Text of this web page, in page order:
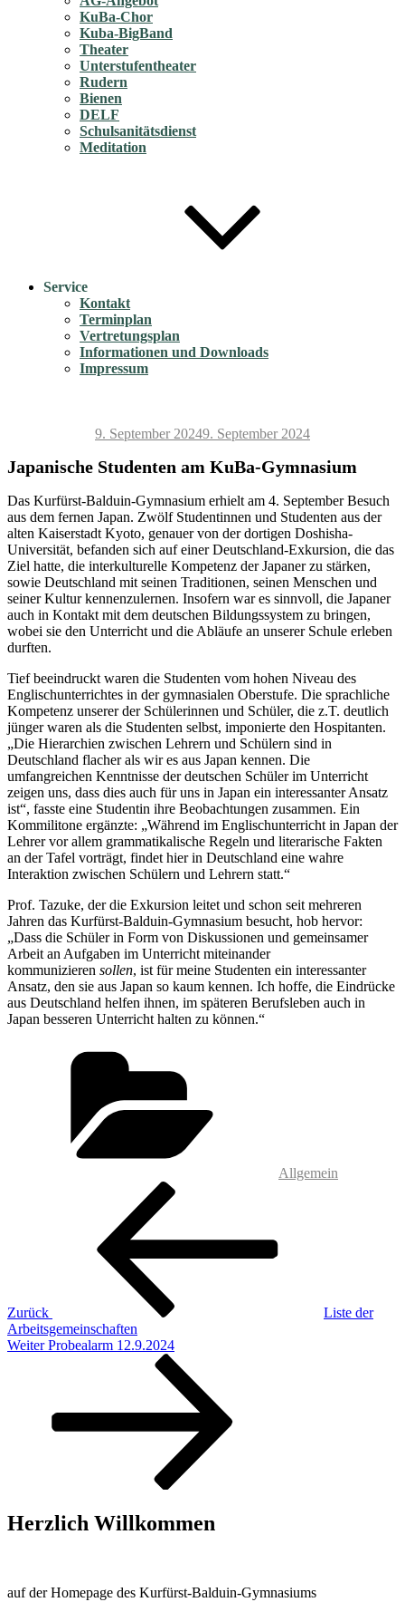
KuBa-Chor
Kuba-BigBand
Theater
Unterstufentheater
Rudern
Bienen
DELF
Schulsanitätsdienst
Meditation
Service
Kontakt
Terminplan
Vertretungsplan
Informationen und Downloads
Impressum
Veröffentlicht
9. September 20249. September 2024
Japanische Studenten am KuBa-Gymnasium
Das Kurfürst-Balduin-Gymnasium erhielt am 4. September Besuch
aus dem fernen Japan. Zwölf Studentinnen und Studenten aus der
alten Kaiserstadt Kyoto, genauer von der dortigen Doshisha-
Universität, befanden sich auf einer Deutschland-Exkursion, die das
Ziel hatte, die interkulturelle Kompetenz der Japaner zu stärken,
sowie Deutschland mit seinen Traditionen, seinen Menschen und
seiner Kultur kennenzulernen. Insofern war es sinnvoll, die Japaner
auch in Kontakt mit dem deutschen Bildungssystem zu bringen,
wobei sie den Unterricht und die Abläufe an unserer Schule erleben
durften.
Tief beeindruckt waren die Studenten vom hohen Niveau des
Englischunterrichtes in der gymnasialen Oberstufe. Die sprachliche
Kompetenz unserer der Schülerinnen und Schüler, die z.T. deutlich
jünger waren als die Studenten selbst, imponierte den Hospitanten.
„Die Hierarchien zwischen Lehrern und Schülern sind in
Deutschland flacher als wir es aus Japan kennen. Die
umfangreichen Kenntnisse der deutschen Schüler im Unterricht
zeigen uns, dass dies auch für uns in Japan ein interessanter Ansatz
ist“, fasste eine Studentin ihre Beobachtungen zusammen. Ein
Kommilitone ergänzte: „Während im Englischunterricht in Japan der
Lehrer vor allem grammatikalische Regeln und literarische Fakten
an der Tafel vorträgt, findet hier in Deutschland eine wahre
Interaktion zwischen Schülern und Lehrern statt.“
Prof. Tazuke, der die Exkursion leitet und schon seit mehreren
Jahren das Kurfürst-Balduin-Gymnasium besucht, hob hervor:
„Dass die Schüler in Form von Diskussionen und gemeinsamer
Arbeit an Aufgaben im Unterricht miteinander
kommunizieren sollen, ist für meine Studenten ein interessanter
Ansatz, den sie aus Japan so kaum kennen. Ich hoffe, die Eindrücke
aus Deutschland helfen ihnen, im späteren Berufsleben auch in
Japan besseren Unterricht halten zu können.“
Allgemein
Beitragsnavigation
Zurück
Liste der
Arbeitsgemeinschaften
Nächster
Weiter Probealarm 12.9.2024
Herzlich Willkommen
auf der Homepage des Kurfürst-Balduin-Gymnasiums